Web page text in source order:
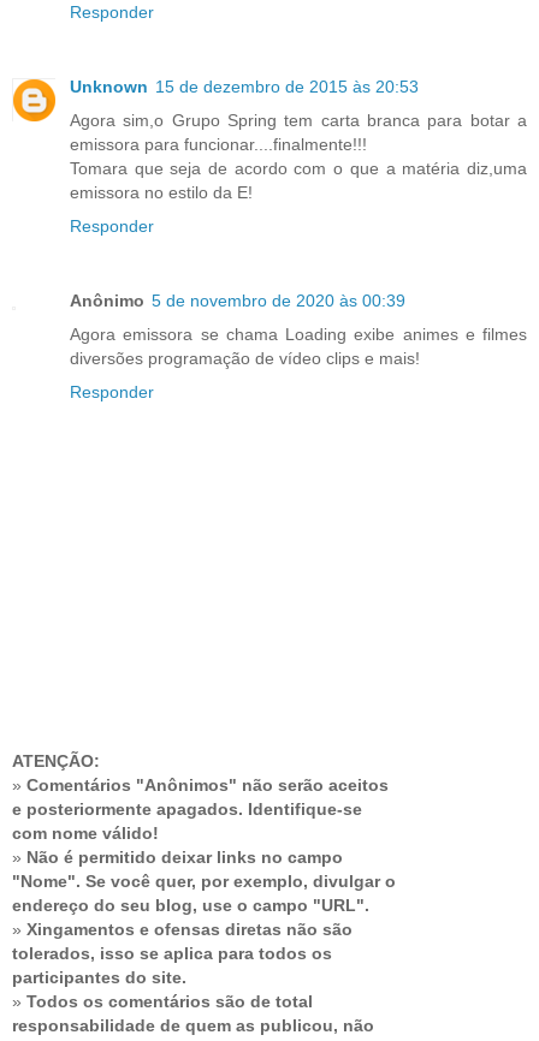
Responder
Unknown 15 de dezembro de 2015 às 20:53
Agora sim,o Grupo Spring tem carta branca para botar a
emissora para funcionar....finalmente!!!
Tomara que seja de acordo com o que a matéria diz,uma
emissora no estilo da E!
Responder
Anônimo 5 de novembro de 2020 às 00:39
Agora emissora se chama Loading exibe animes e filmes
diversões programação de vídeo clips e mais!
Responder
ATENÇÃO:
» Comentários "Anônimos" não serão aceitos
e posteriormente apagados. Identifique-se
com nome válido!
» Não é permitido deixar links no campo
"Nome". Se você quer, por exemplo, divulgar o
endereço do seu blog, use o campo "URL".
» Xingamentos e ofensas diretas não são
tolerados, isso se aplica para todos os
participantes do site.
» Todos os comentários são de total
responsabilidade de quem as publicou, não